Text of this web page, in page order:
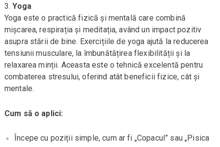
Yoga
Yoga este o practică fizică și mentală care combină
mișcarea, respirația și meditația, având un impact pozitiv
asupra stării de bine. Exercițiile de yoga ajută la reducerea
tensiunii musculare, la îmbunătățirea flexibilității și la
relaxarea minții. Aceasta este o tehnică excelentă pentru
combaterea stresului, oferind atât beneficii fizice, cât și
mentale.
Cum să o aplici:
Începe cu poziții simple, cum ar fi „Copacul” sau „Pisica